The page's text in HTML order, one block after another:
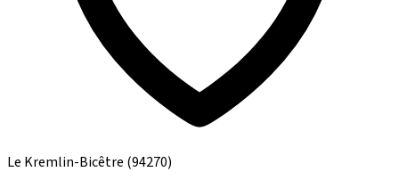
Le Kremlin-Bicêtre (94270)